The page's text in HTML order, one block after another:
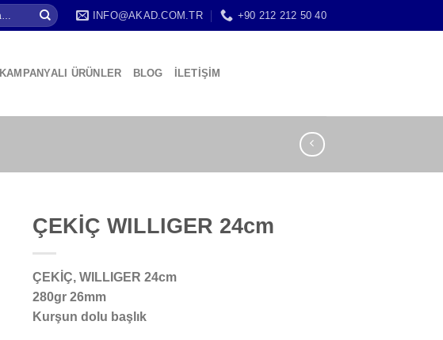
INFO@AKAD.COM.TR +90 212 212 50 40
KAMPANYALI ÜRÜNLER BLOG İLETİŞİM
ÇEKİÇ WILLIGER 24cm
ÇEKİÇ, WILLIGER 24cm
280gr 26mm
Kurşun dolu başlık